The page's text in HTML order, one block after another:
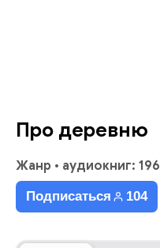
Про деревню
Жанр • аудиокниг: 196
Подписаться 104